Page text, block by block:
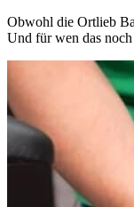
Obwohl die Ortlieb
Und für wen das